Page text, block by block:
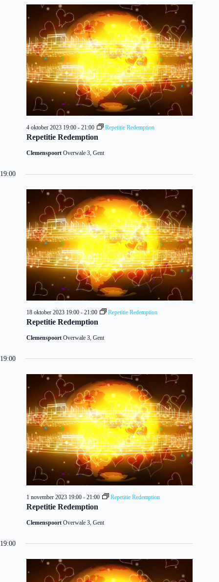
Repetitie Redemption
4 oktober 2023 19:00 - 21:00 Repetitie Redemption
Clemenspoort Overwale 3, Gent
19:00
Repetitie Redemption
18 oktober 2023 19:00 - 21:00 Repetitie Redemption
Clemenspoort Overwale 3, Gent
19:00
Repetitie Redemption
1 november 2023 19:00 - 21:00 Repetitie Redemption
Clemenspoort Overwale 3, Gent
19:00